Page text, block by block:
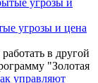
угрозы и цена
в другой
"Золотая